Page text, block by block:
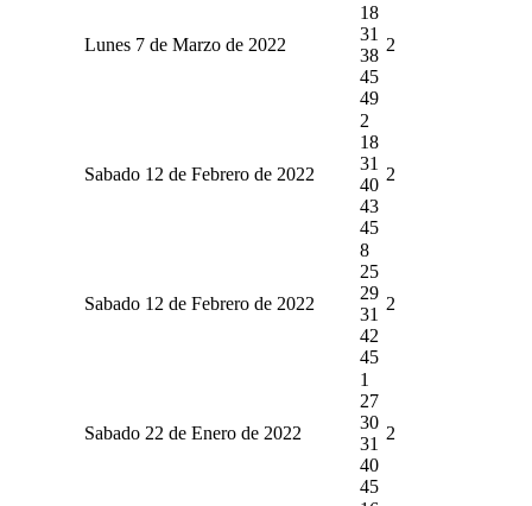
Lunes 7 de Marzo de 2022
18
31
38
45
49
2
Sabado 12 de Febrero de 2022
2
18
31
40
43
45
2
Sabado 12 de Febrero de 2022
8
25
29
31
42
45
2
Sabado 22 de Enero de 2022
1
27
30
31
40
45
2